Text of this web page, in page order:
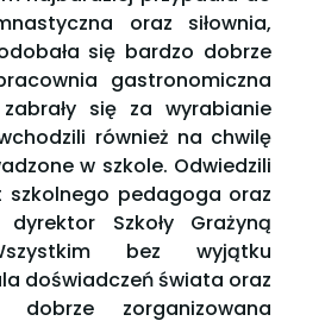
oraz siłownia,
się bardzo dobrze
gastronomiczna
się za wyrabianie
również na chwilę
w szkole. Odwiedzili
szkolnego pedagoga oraz
Szkoły Grażyną
bez wyjątku
doświadczeń świata oraz
zorganizowana